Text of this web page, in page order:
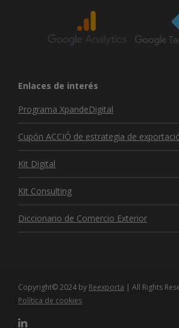
Enlaces de interés
Programa XpandeDigital
Cupón ACCIÓ de estrategia de
Kit Digital
Kit Consulting
Diccionario de Comercio Exterior
Copyright© 2024 by Reexporta | All Rights
Política de cookies